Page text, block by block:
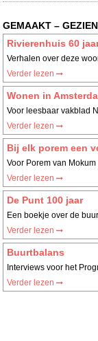
GEMAAKT –
Rivierenhuis 60
Verhalen over deze
Verder lezen
Wonen in
Voor leesbaar vakblad
Verder lezen
Bij elk porem een
Voor Porem van
Verder lezen
De Punt 100 jaar
Een boekje over de
Verder lezen
Buurtbalans
Interviews voor het
Verder lezen